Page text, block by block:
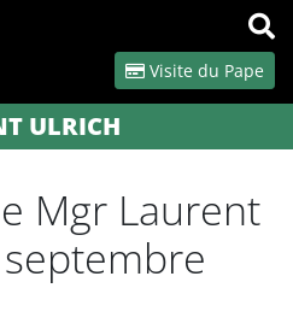
Visite du Pape
ULRICH
Mgr Laurent